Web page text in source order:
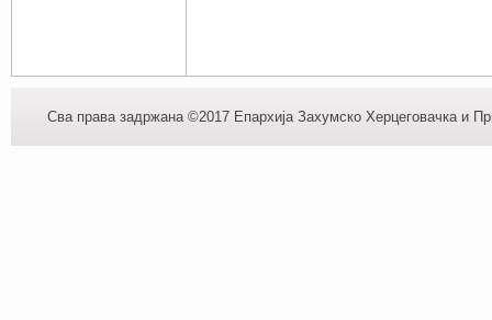
Сва права задржана ©2017 Епархија Захумско Херцеговачка и